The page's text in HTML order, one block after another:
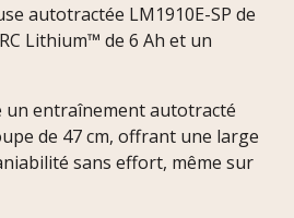
autotractée LM1910E-SP de
Lithium™ de 6 Ah et un
un entraînement autotracté
de 47 cm, offrant une large
sans effort, même sur